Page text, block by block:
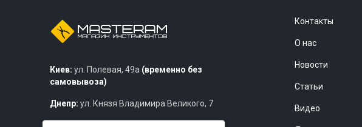
Киев: ул. Полевая, 49а (временно без
самовывоза)
Днепр: ул. Князя Владимира Великого, 7
Контакты
О нас
Новости
Статьи
Видео